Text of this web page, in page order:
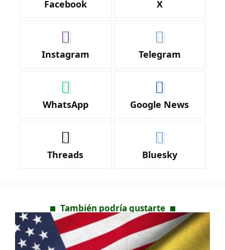
Facebook X
Instagram Telegram
WhatsApp Google News
Threads Bluesky
También podría gustarte